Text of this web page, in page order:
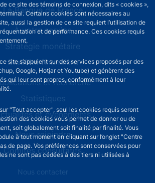
ce site des témoins de connexion, dits « cookies »,
Certains cookies sont nécessaires au
aussi la gestion de ce site requiert l’utilisation de
et de performance. Ces cookies requis
site s’appuient sur des services proposés par des
Google, Hotjar et Youtube) et génèrent des
qui leur sont propres, conformément à leur
"Tout accepter", seul les cookies requis seront
des cookies vous permet de donner ou de
soit globalement soit finalité par finalité. Vous
à tout moment en cliquant sur l’onglet "Centre
de page. Vos préférences sont conservées pour
ne sont pas cédées à des tiers ni utilisées à
La Banque de France
À votre service
Stratégie monétaire
Stabilité financière
et recherche
Statistiques
et événements
Nous rejoindre
Comités consultatifs
menu
Nous contacter